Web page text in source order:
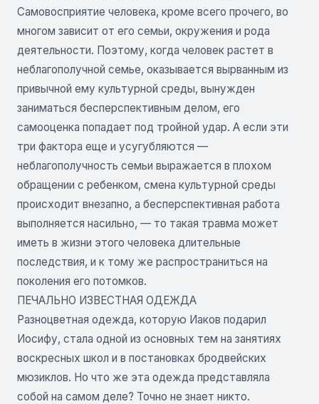
Самовосприятие человека, кроме всего прочего, во
многом зависит от его семьи, окружения и рода
деятельности. Поэтому, когда человек растет в
неблагополучной семье, оказывается вырванным из
привычной ему культурной среды, вынужден
заниматься бесперспективным делом, его
самооценка попадает под тройной удар. А если эти
три фактора еще и усугубляются —
неблагополучность семьи выражается в плохом
обращении с ребенком, смена культурной среды
происходит внезапно, а бесперспективная работа
выполняется насильно, — то такая травма может
иметь в жизни этого человека длительные
последствия, и к тому же распространиться на
поколения его потомков.
ПЕЧАЛЬНО ИЗВЕСТНАЯ ОДЕЖДА
Разноцветная одежда, которую Иаков подарил
Иосифу, стала одной из основных тем на занятиях
воскресных школ и в постановках бродвейских
мюзиклов. Но что же эта одежда представляла
собой на самом деле? Точно не знает никто.